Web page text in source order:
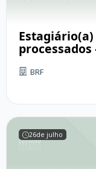
processados
BRF
26de julho